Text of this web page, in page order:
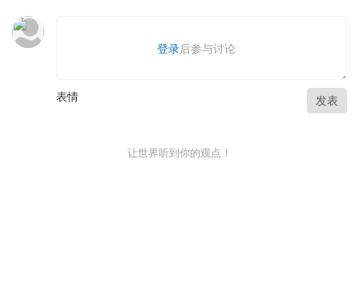
登录后参与讨论
表情 发表
让世界听到你的观点！